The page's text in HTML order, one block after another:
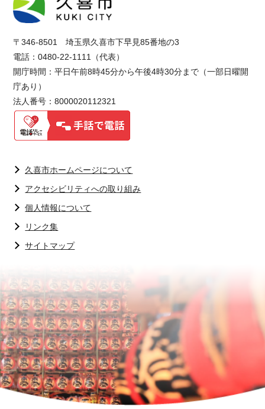
〒346-8501 埼玉県久喜市下早見85番地の3
電話：0480-22-1111（代表）
開庁時間：平日午前8時45分から午後4時30分まで（一部日曜開
庁あり）
法人番号：8000020112321
久喜市ホームページについて
アクセシビリティへの取り組み
個人情報について
リンク集
サイトマップ